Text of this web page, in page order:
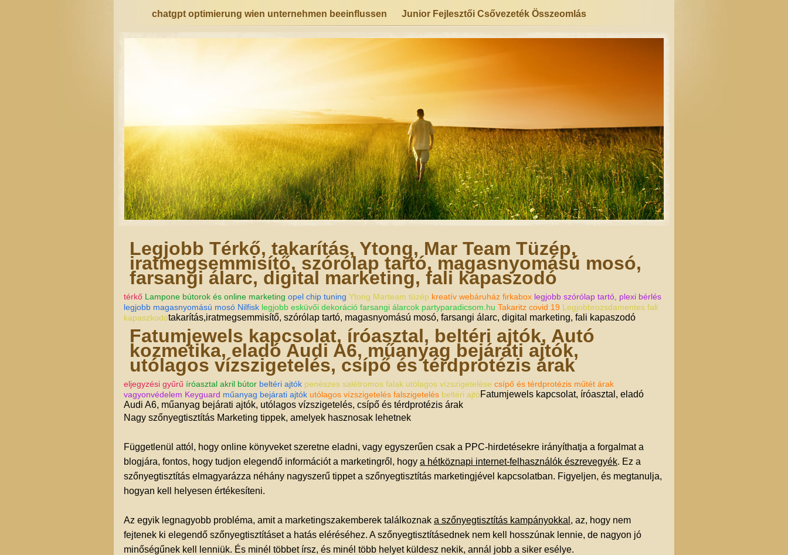
chatgpt optimierung wien unternehmen beeinflussen Junior Fejlesztői Csővezeték Összeomlás
Legjobb Térkő, takarítás, Ytong, Mar Team Tüzép,
iratmegsemmisítő, szórólap tartó, magasnyomású mosó,
farsangi álarc, digital marketing, fali kapaszodó
térkő Lampone bútorok és online marketing opel chip tuning Ytong Marteam tüzép kreatív webáruház firkabox legjobb szórólap tartó, plexi bérlés
legjobb magasnyomású mosó Nilfisk legjobb esküvői dekoráció farsangi álarcok partyparadicsom.hu Takaritz covid 19 Legjobbrozsdamentes fali
kapaszkodótakarítás,iratmegsemmisítő, szórólap tartó, magasnyomású mosó, farsangi álarc, digital marketing, fali kapaszodó
Fatumjewels kapcsolat, íróasztal, beltéri ajtók, Autó
kozmetika, eladó Audi A6, műanyag bejárati ajtók,
utólagos vízszigetelés, csípő és térdprotézis árak
eljegyzési gyűrű íróasztal akril bútor beltéri ajtók penészes salétromos falak utólagos vízszigetelése csípő és térdprotézis műtét árak
vagyonvédelem Keyguard műanyag bejárati ajtók utólagos vízszigetelés falszigetelés beltéri ajtóFatumjewels kapcsolat, íróasztal, eladó
Audi A6, műanyag bejárati ajtók, utólagos vízszigetelés, csípő és térdprotézis árak
Nagy szőnyegtisztítás Marketing tippek, amelyek hasznosak lehetnek
Függetlenül attól, hogy online könyveket szeretne eladni, vagy egyszerűen csak a PPC-hirdetésekre irányíthatja a forgalmat a
blogjára, fontos, hogy tudjon elegendő információt a marketingről, hogy a hétköznapi internet-felhasználók észrevegyék. Ez a
szőnyegtisztítás elmagyarázza néhány nagyszerű tippet a szőnyegtisztítás marketingjével kapcsolatban. Figyeljen, és megtanulja,
hogyan kell helyesen értékesíteni.
Az egyik legnagyobb probléma, amit a marketingszakemberek találkoznak a szőnyegtisztítás kampányokkal, az, hogy nem
fejtenek ki elegendő szőnyegtisztításet a hatás eléréséhez. A szőnyegtisztításednek nem kell hosszúnak lennie, de nagyon jó
minőségűnek kell lenniük. És minél többet írsz, és minél több helyet küldesz nekik, annál jobb a siker esélye.